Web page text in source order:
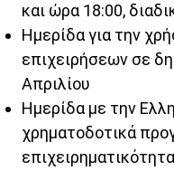
και ώρα 18:00,
Ημερίδα για την
επιχειρήσεων σε
Απριλίου
Ημερίδα με την
χρηματοδοτικά